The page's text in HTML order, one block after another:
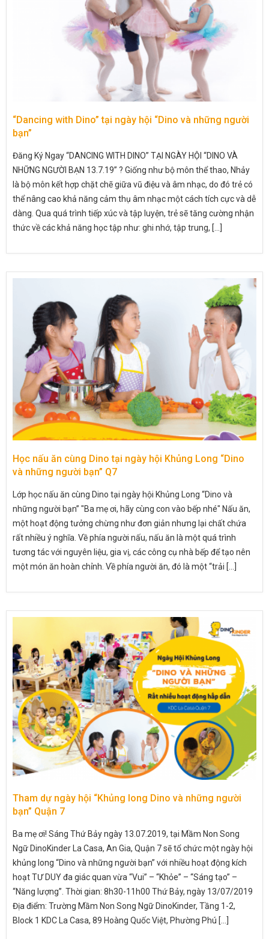
“Dancing with Dino” tại ngày hội “Dino và những người
bạn”
Đăng Ký Ngay “DANCING WITH DINO” TẠI NGÀY HỘI “DINO VÀ
NHỮNG NGƯỜI BẠN 13.7.19” ? Giống như bộ môn thể thao, Nhảy
là bộ môn kết hợp chặt chẽ giữa vũ điệu và âm nhạc, do đó trẻ có
thể nâng cao khả năng cảm thụ âm nhạc một cách tích cực và dễ
dàng. Qua quá trình tiếp xúc và tập luyện, trẻ sẽ tăng cường nhận
thức về các khả năng học tập như: ghi nhớ, tập trung, [...]
Học nấu ăn cùng Dino tại ngày hội Khủng Long “Dino
và những người bạn” Q7
Lớp học nấu ăn cùng Dino tại ngày hội Khủng Long “Dino và
những người bạn” "Ba mẹ ơi, hãy cùng con vào bếp nhé" Nấu ăn,
một hoạt động tưởng chừng như đơn giản nhưng lại chất chứa
rất nhiều ý nghĩa. Về phía người nấu, nấu ăn là một quá trình
tương tác với nguyên liệu, gia vị, các công cụ nhà bếp để tạo nên
một món ăn hoàn chỉnh. Về phía người ăn, đó là một “trải [...]
Tham dự ngày hội “Khủng long Dino và những người
bạn” Quận 7
Ba mẹ ơi! Sáng Thứ Bảy ngày 13.07.2019, tại Mầm Non Song
Ngữ DinoKinder La Casa, An Gia, Quận 7 sẽ tổ chức một ngày hội
khủng long “Dino và những người bạn” với nhiều hoạt động kích
hoạt TƯ DUY đa giác quan vừa “Vui” – “Khỏe” – “Sáng tạo” –
“Năng lượng”. Thời gian: 8h30-11h00 Thứ Bảy, ngày 13/07/2019
Địa điểm: Trường Mầm Non Song Ngữ DinoKinder, Tầng 1-2,
Block 1 KDC La Casa, 89 Hoàng Quốc Việt, Phường Phú [...]